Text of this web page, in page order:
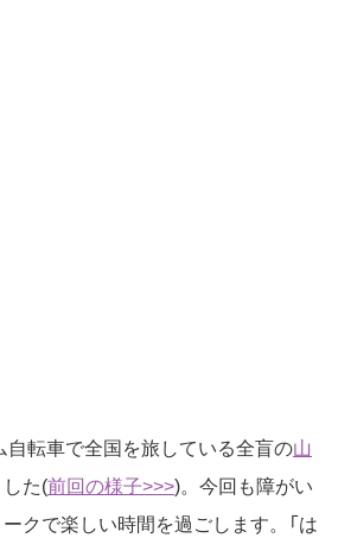
自転車で全国を旅している全盲の山
た(前回の様子>>>)。今回も障がい
クで楽しい時間を過ごします。「は